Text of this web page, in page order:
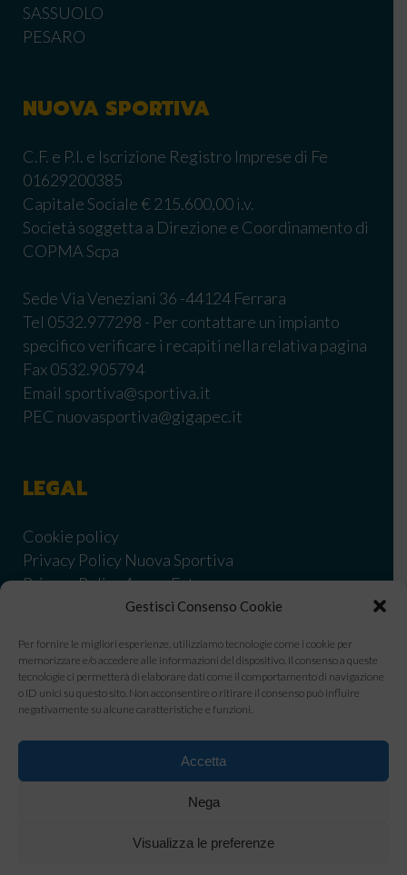
Gestisci Consenso Cookie
Per fornire le migliori esperienze, utilizziamo tecnologie come i cookie per
memorizzare e/o accedere alle informazioni del dispositivo. Il consenso a queste
tecnologie ci permetterà di elaborare dati come il comportamento di navigazione
o ID unici su questo sito. Non acconsentire o ritirare il consenso può influire
negativamente su alcune caratteristiche e funzioni.
Accetta
Nega
Visualizza le preferenze
SASSUOLO
PESARO
NUOVA SPORTIVA
C.F. e P.I. e Iscrizione Registro Imprese di Fe
01629200385
Capitale Sociale € 215.600,00 i.v.
Società soggetta a Direzione e Coordinamento di
COPMA Scpa
Sede Via Veneziani 36 -44124 Ferrara
Tel 0532.977298 - Per contattare un impianto
specifico verificare i recapiti nella relativa pagina
Fax 0532.905794
Email sportiva@sportiva.it
PEC nuovasportiva@gigapec.it
LEGAL
Cookie policy
Privacy Policy Nuova Sportiva
Privacy Policy Acqua Estense
Informativa Privacy Nuova Sportiva corsi
Informativa privacy Estense corsi
Condizionidi vendita
Informativa privacy utenti WhatsApp Business
Whistleblowing Nuova Sportiva